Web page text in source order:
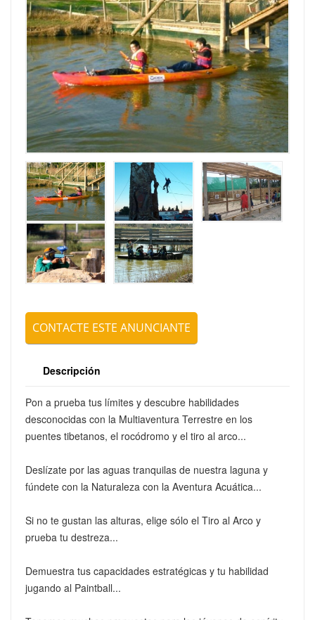
CONTACTE ESTE ANUNCIANTE
Su Nombre
Su email
Mensaje
ENVIAR
Descripción
Pon a prueba tus límites y descubre habilidades
desconocidas con la Multiaventura Terrestre en los
puentes tibetanos, el rocódromo y el tiro al arco...
Deslízate por las aguas tranquilas de nuestra laguna y
fúndete con la Naturaleza con la Aventura Acuática...
Si no te gustan las alturas, elige sólo el Tiro al Arco y
prueba tu destreza...
Demuestra tus capacidades estratégicas y tu habilidad
jugando al Paintball...